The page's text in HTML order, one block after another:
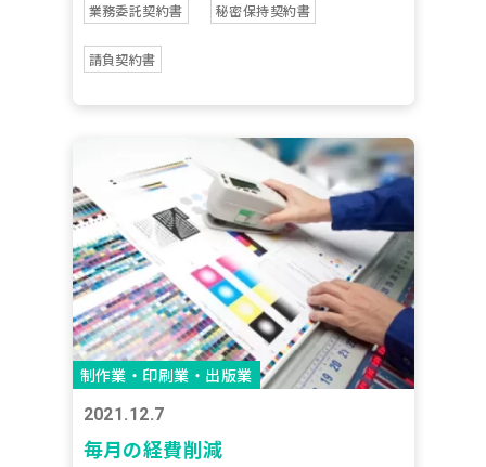
業務委託契約書 秘密保持契約書
請負契約書
制作業・印刷業・出版業
2021.12.7
毎月の経費削減